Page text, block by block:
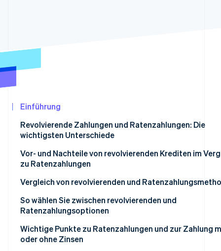
CO₂-Entnahme
Identity
Stripe-Sessions 2026
Jetzt ansehen
Einführung
Revolvierende Zahlungen und Ratenzahlungen: Die
wichtigsten Unterschiede
Revolvierende Zahlungen
Ratenzahlungen
Vor- und Nachteile von revolvierenden Krediten im
zu Ratenzahlungen
Vergleich von revolvierenden und
Vergleich unter gleichen Bedingungen (längerer
Unterschiedliche Provisionssätze
So wählen Sie zwischen revolvierenden und
Ratenzahlungsoptionen
Wann revolvierende Zahlungen die bessere Option sind
Wichtige Punkte zu Ratenzahlungen und zur Zahlung
oder ohne Zinsen